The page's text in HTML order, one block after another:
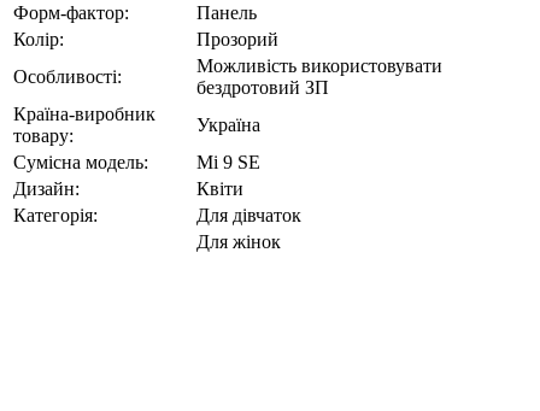
Форм-фактор:
Панель
Колір:
Прозорий
Особливості:
Можливість використовувати
бездротовий ЗП
Країна-виробник
товару:
Україна
Сумісна модель:
Mi 9 SE
Дизайн:
Квіти
Категорія:
Для дівчаток
Для жінок